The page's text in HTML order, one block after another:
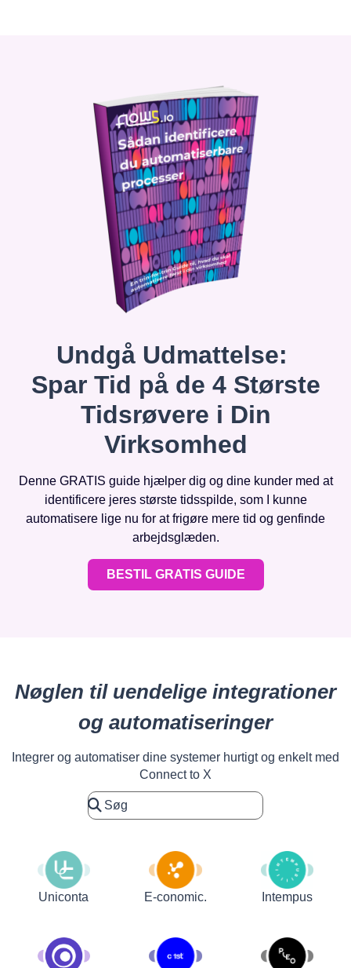
Undgå Udmattelse:
Spar Tid på de 4 Største
Tidsrøvere i Din
Virksomhed
Denne GRATIS guide hjælper dig og dine kunder med at
identificere jeres største tidsspilde, som I kunne
automatisere lige nu for at frigøre mere tid og genfinde
arbejdsglæden.
BESTIL GRATIS GUIDE
Nøglen til uendelige integrationer
og automatiseringer
Integrer og automatiser dine systemer hurtigt og enkelt med
Connect to X
Uniconta E-conomic. Intempus